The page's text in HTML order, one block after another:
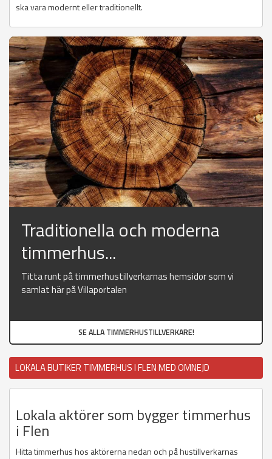
ska vara modernt eller traditionellt.
Traditionella och moderna
timmerhus...
Titta runt på timmerhustillverkarnas hemsidor som vi
samlat här på Villaportalen
SE ALLA TIMMERHUSTILLVERKARE!
LOKALA BUTIKER TIMMERHUS I FLEN MED OMNEJD
Lokala aktörer som bygger timmerhus
i Flen
Hitta timmerhus hos aktörerna nedan och på hustillverkarnas